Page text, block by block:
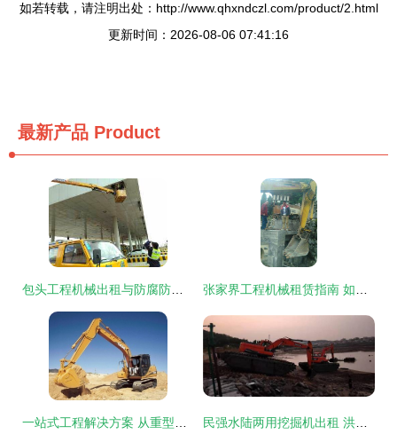
如若转载，请注明出处：http://www.qhxndczl.com/product/2.html
更新时间：2026-08-06 07:41:16
最新产品 Product